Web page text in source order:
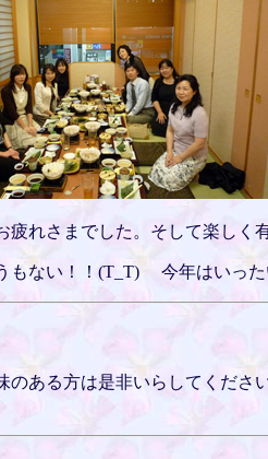
れさまでした。そして楽しく
もない！！(T_T) 今年はいった
のある方は是非いらしてくだ